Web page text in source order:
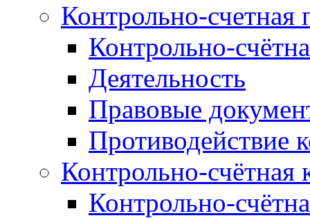
Контрольно-счетная
Контрольно-
Деятельность
Правовые
Противодействие
Контрольно-счётная
Контрольно-